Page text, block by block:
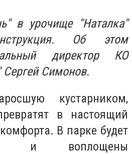
в урочище "Наталка"
Об этом
директор КО
Сергей Симонов.
кустарником,
в настоящий
В парке будет
и воплощены